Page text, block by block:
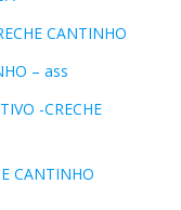
CANTINHO
– ass
-CRECHE
CANTINHO